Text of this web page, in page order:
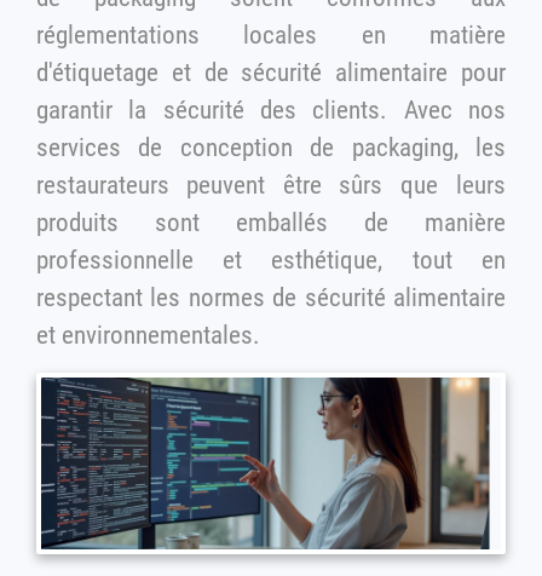
réglementations locales en matière
d'étiquetage et de sécurité alimentaire pour
garantir la sécurité des clients. Avec nos
services de conception de packaging, les
restaurateurs peuvent être sûrs que leurs
produits sont emballés de manière
professionnelle et esthétique, tout en
respectant les normes de sécurité alimentaire
et environnementales.